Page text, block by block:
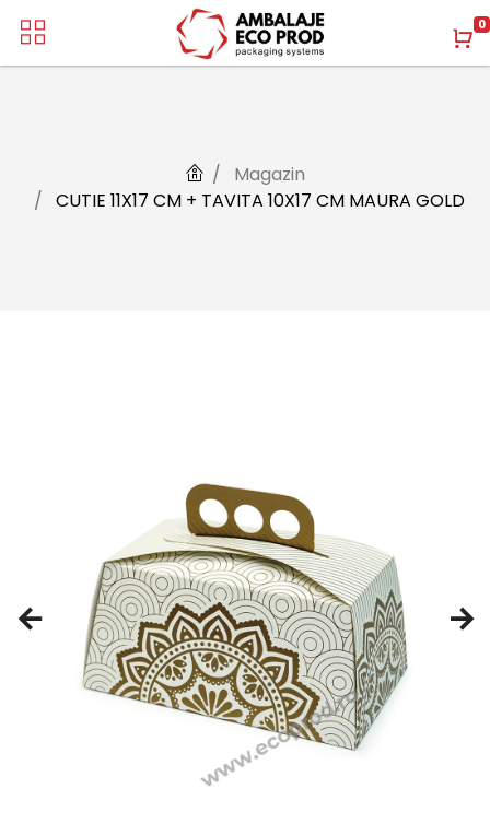
0
Magazin
CUTIE 11X17 CM + TAVITA 10X17 CM MAURA GOLD